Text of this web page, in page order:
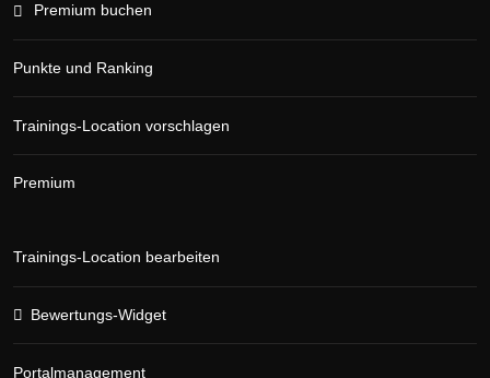
Premium buchen
Punkte und Ranking
Trainings-Location vorschlagen
Premium
Trainings-Location bearbeiten
Bewertungs-Widget
Portalmanagement